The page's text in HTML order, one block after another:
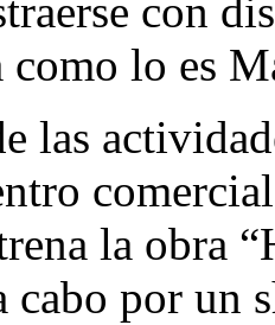
con
lo es
las
la obra
cabo por un